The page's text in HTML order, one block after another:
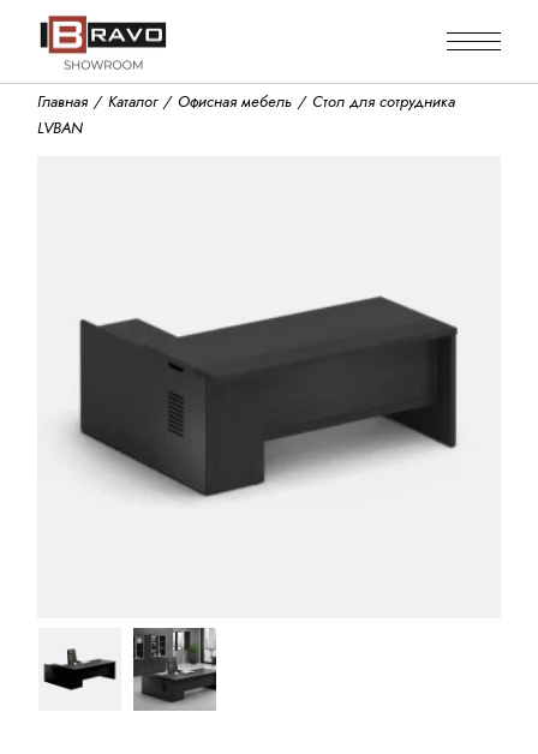
Главная Каталог Офисная мебель
Стол для сотрудника
LVBAN